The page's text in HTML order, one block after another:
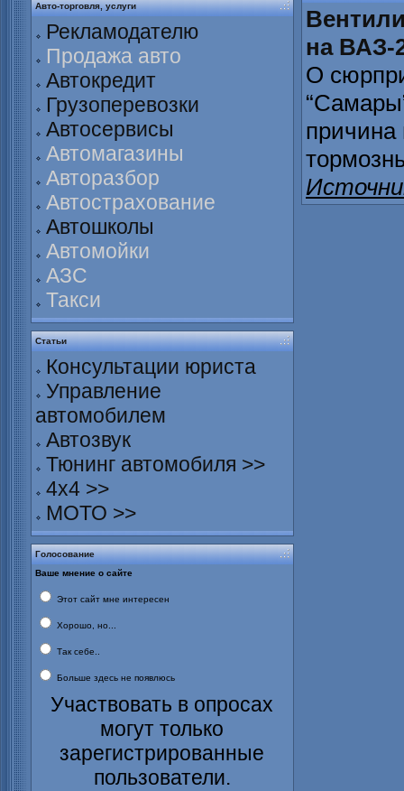
Авто-торговля, услуги
Рекламодателю
Продажа авто
Автокредит
Грузоперевозки
Автосервисы
Автомагазины
Авторазбор
Автострахование
Автошколы
Автомойки
АЗС
Такси
Статьи
Консультации юриста
Управление
автомобилем
Автозвук
Тюнинг автомобиля >>
4х4 >>
МОТО >>
Голосование
Ваше мнение о сайте
Этот сайт мне интересен
Хорошо, но...
Так себе..
Больше здесь не появлюсь
Участвовать в опросах
могут только
зарегистрированные
пользователи.
на ВАЗ-
О
причина